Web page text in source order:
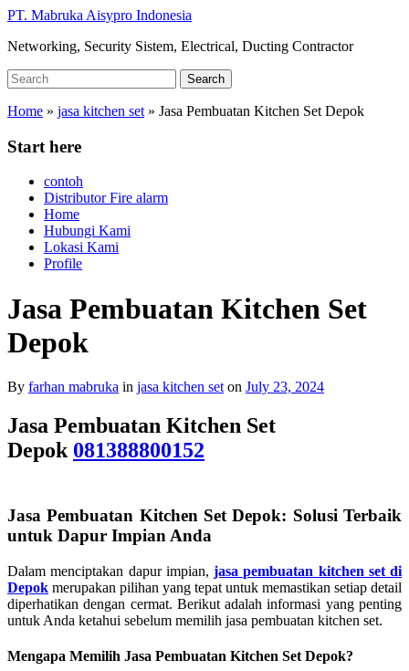
Skip
main
PT. Mabruka Aisypro Indonesia
Networking, Security Sistem, Electrical, Ducting Contractor
Search
for:
Search
Home » jasa kitchen set » Jasa Pembuatan Kitchen Set Depok
Start here
contoh
Distributor Fire alarm
Home
Hubungi Kami
Lokasi Kami
Profile
Jasa Pembuatan Kitchen Set
Depok
By farhan mabruka in jasa kitchen set on July 23, 2024
Jasa Pembuatan Kitchen Set
Depok 081388800152
Jasa Pembuatan Kitchen Set Depok: Solusi Terbaik
untuk Dapur Impian Anda
Dalam menciptakan dapur impian, jasa pembuatan kitchen set di
Depok merupakan pilihan yang tepat untuk memastikan setiap detail
diperhatikan dengan cermat. Berikut adalah informasi yang penting
untuk Anda ketahui sebelum memilih jasa pembuatan kitchen set.
Mengapa Memilih Jasa Pembuatan Kitchen Set Depok?